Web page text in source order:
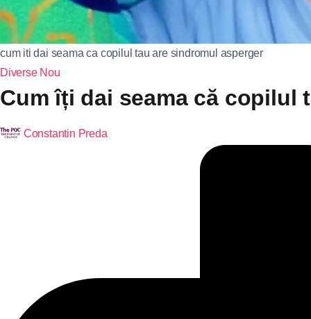
cum iti dai seama ca copilul tau are sindromul asperger
Diverse Nou
Cum îți dai seama că copilul
Constantin Preda